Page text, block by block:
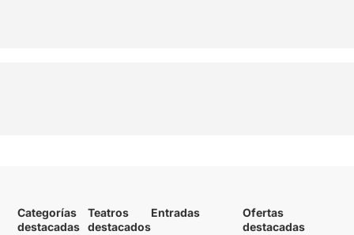
Categorías
destacadas
Teatros
destacados
Entradas
Ofertas
destacadas